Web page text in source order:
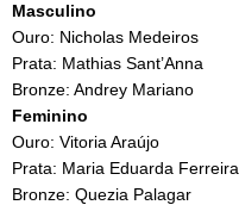
Masculino
Ouro: Nicholas Medeiros
Prata: Mathias Sant’Anna
Bronze: Andrey Mariano
Feminino
Ouro: Vitoria Araújo
Prata: Maria Eduarda Ferreira
Bronze: Quezia Palagar